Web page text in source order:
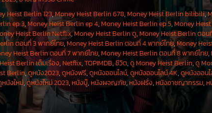
Heist Berlin 123,Money Heist Berlin 678, Money Heist Berlin bilibili,
ep 3,Money Heist Berlin ep 4, Money Heist Berlin ep 5, Money
Heist Berlin Netflix,Money Heist Berlin ดู, Money Heist Berlin ตอน
ตอนที่ 3 พากย์ไทย,Money Heist Berlin ตอนที่ 4 พากย์ไทย,Money
Heist Berlin ตอนที่ 7 พากย์ไทย, Money Heist Berlin ตอนที่ 8 พากย์ไทย,
Berlin เต็มเรื่อง, Netflix,TOPIMDB,ชีวิต,ดู Money Heist Berlin,ดู
Berlin,ดูหนัง2023,ดูหนังฟรี,ดูหนังออนไลน์,ดูหนังออนไลน์ 4K,ดูหนังออน
นังใหม่,ดูหนังใหม่ 2023, หนังบู๊, หนังผจญภัย, หนังฝรั่ง, หนังอาชญากรรม,